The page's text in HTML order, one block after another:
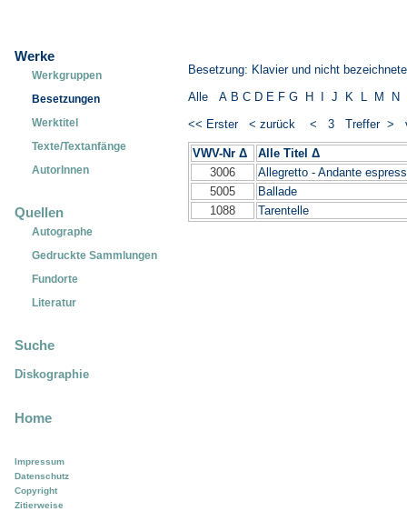
Werke
Werkgruppen
Besetzungen
Werktitel
Texte/Textanfänge
AutorInnen
Quellen
Autographe
Gedruckte Sammlungen
Fundorte
Literatur
Suche
Diskographie
Home
Impressum
Datenschutz
Copyright
Zitierweise
Besetzung: Klavier und nicht
Alle
A B C D E F G H J K L M N
<< Erster
< zurück< 3 Treffer >
VWV-Nr Δ Alle Titel Δ
3006
Allegretto - Andante
5005
Ballade
1088
Tarentelle